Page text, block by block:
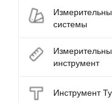
системы
инструмент
Инструмент